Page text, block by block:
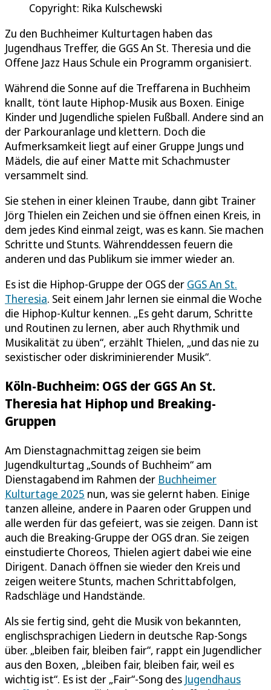
Copyright: Rika Kulschewski
Zu den Buchheimer Kulturtagen haben das
Jugendhaus Treffer, die GGS An St. Theresia und die
Offene Jazz Haus Schule ein Programm organisiert.
Während die Sonne auf die Treffarena in Buchheim
knallt, tönt laute Hiphop-Musik aus Boxen. Einige
Kinder und Jugendliche spielen Fußball. Andere sind an
der Parkouranlage und klettern. Doch die
Aufmerksamkeit liegt auf einer Gruppe Jungs und
Mädels, die auf einer Matte mit Schachmuster
versammelt sind.
Sie stehen in einer kleinen Traube, dann gibt Trainer
Jörg Thielen ein Zeichen und sie öffnen einen Kreis, in
dem jedes Kind einmal zeigt, was es kann. Sie machen
Schritte und Stunts. Währenddessen feuern die
anderen und das Publikum sie immer wieder an.
Es ist die Hiphop-Gruppe der OGS der GGS An St.
Theresia. Seit einem Jahr lernen sie einmal die Woche
die Hiphop-Kultur kennen. „Es geht darum, Schritte
und Routinen zu lernen, aber auch Rhythmik und
Musikalität zu üben“, erzählt Thielen, „und das nie zu
sexistischer oder diskriminierender Musik“.
Köln-Buchheim: OGS der GGS An St.
Theresia hat Hiphop und Breaking-
Gruppen
Am Dienstagnachmittag zeigen sie beim
Jugendkulturtag „Sounds of Buchheim“ am
Dienstagabend im Rahmen der Buchheimer
Kulturtage 2025 nun, was sie gelernt haben. Einige
tanzen alleine, andere in Paaren oder Gruppen und
alle werden für das gefeiert, was sie zeigen. Dann ist
auch die Breaking-Gruppe der OGS dran. Sie zeigen
einstudierte Choreos, Thielen agiert dabei wie eine
Dirigent. Danach öffnen sie wieder den Kreis und
zeigen weitere Stunts, machen Schrittabfolgen,
Radschläge und Handstände.
Als sie fertig sind, geht die Musik von bekannten,
englischsprachigen Liedern in deutsche Rap-Songs
über. „bleiben fair, bleiben fair“, rappt ein Jugendlicher
aus den Boxen, „bleiben fair, bleiben fair, weil es
wichtig ist“. Es ist der „Fair“-Song des Jugendhaus